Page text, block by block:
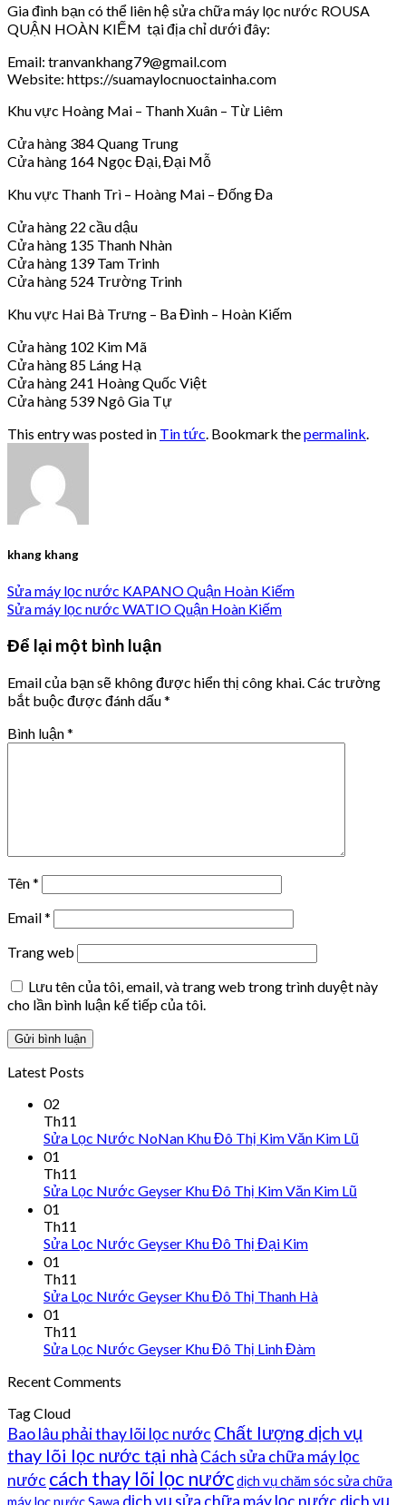
Gia đình bạn có thể liên hệ sửa chữa máy lọc nước ROUSA
QUẬN HOÀN KIẾM tại địa chỉ dưới đây:
Email: tranvankhang79@gmail.com
Website: https://suamaylocnuoctainha.com
Khu vực Hoàng Mai – Thanh Xuân – Từ Liêm
Cửa hàng 384 Quang Trung
Cửa hàng 164 Ngọc Đại, Đại Mỗ
Khu vực Thanh Trì – Hoàng Mai – Đống Đa
Cửa hàng 22 cầu dậu
Cửa hàng 135 Thanh Nhàn
Cửa hàng 139 Tam Trinh
Cửa hàng 524 Trường Trinh
Khu vực Hai Bà Trưng – Ba Đình – Hoàn Kiếm
Cửa hàng 102 Kim Mã
Cửa hàng 85 Láng Hạ
Cửa hàng 241 Hoàng Quốc Việt
Cửa hàng 539 Ngô Gia Tự
This entry was posted in Tin tức . Bookmark thepermalink
khang khang
Sửa máy lọc nước KAPANO Quận Hoàn Kiếm
Sửa máy lọc nước WATIO Quận Hoàn Kiếm
Để lại một bình luận
Email của bạn sẽ không được hiển thị công khai. Các trường
bắt buộc được đánh dấu*
Bình luận*
Tên*
Email*
Trang web
Lưu tên của tôi, email, và trang web trong trình duyệt này
cho lần bình luận kế tiếp của tôi.
Latest Posts
02
Th11
Sửa Lọc Nước NoNan Khu Đô Thị Kim Văn Kim Lũ
01
Th11
Sửa Lọc Nước Geyser Khu Đô Thị Kim Văn Kim Lũ
01
Th11
Sửa Lọc Nước Geyser Khu Đô Thị Đại Kim
01
Th11
Sửa Lọc Nước Geyser Khu Đô Thị Thanh Hà
01
Th11
Sửa Lọc Nước Geyser Khu Đô Thị Linh Đàm
Recent Comments
Tag Cloud
Bao lâu phải thay lõi lọc nước Chất lượng dịch vụ
thay lõi lọc nước tại nhà Cách sửa chữa máy lọc
nước cách thay lõi lọc nướcdịch vụ chăm sóc sửa chữa
máy lọc nước Sawa dịch vụ sửa chữa máy lọc nước dịch vụ